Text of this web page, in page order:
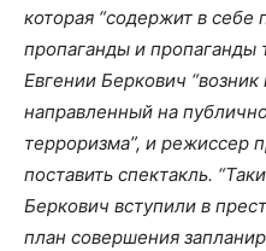
которая “содержит в себе
пропаганды и пропаганды
Евгении Беркович
направленный на
терроризма”, и режиссер
поставить спектакль.
Беркович вступили в
план совершения